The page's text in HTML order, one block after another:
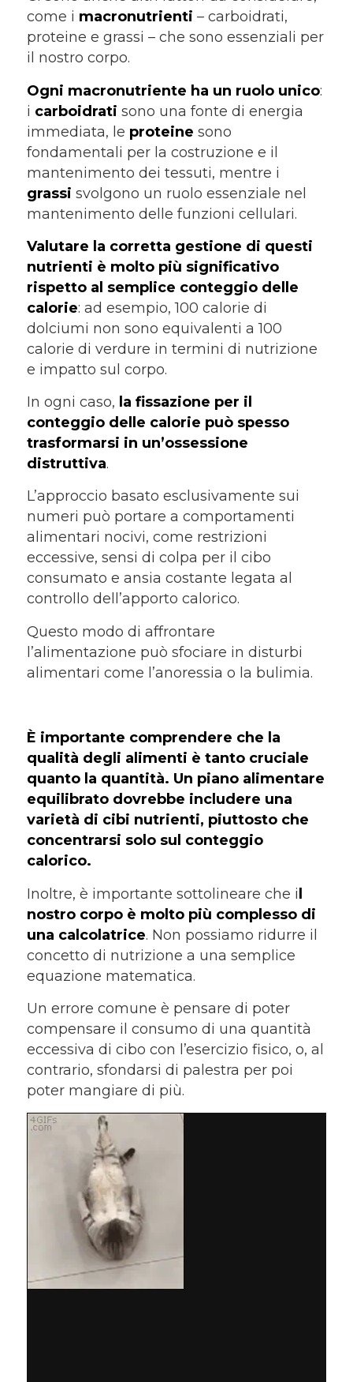
come i macronutrienti – carboidrati,
proteine e grassi – che sono essenziali per
il nostro corpo.
Ogni macronutriente ha un ruolo unico:
i carboidrati sono una fonte di energia
immediata, le proteine sono
fondamentali per la costruzione e il
mantenimento dei tessuti, mentre i
grassi svolgono un ruolo essenziale nel
mantenimento delle funzioni cellulari.
Valutare la corretta gestione di questi
nutrienti è molto più significativo
rispetto al semplice conteggio delle
calorie: ad esempio, 100 calorie di
dolciumi non sono equivalenti a 100
calorie di verdure in termini di nutrizione
e impatto sul corpo.
In ogni caso, la fissazione per il
conteggio delle calorie può spesso
trasformarsi in un’ossessione
distruttiva.
L’approccio basato esclusivamente sui
numeri può portare a comportamenti
alimentari nocivi, come restrizioni
eccessive, sensi di colpa per il cibo
consumato e ansia costante legata al
controllo dell’apporto calorico.
Questo modo di affrontare
l’alimentazione può sfociare in disturbi
alimentari come l’anoressia o la bulimia.
È importante comprendere che la
qualità degli alimenti è tanto cruciale
quanto la quantità. Un piano alimentare
equilibrato dovrebbe includere una
varietà di cibi nutrienti, piuttosto che
concentrarsi solo sul conteggio
calorico.
Inoltre, è importante sottolineare che il
nostro corpo è molto più complesso di
una calcolatrice. Non possiamo ridurre il
concetto di nutrizione a una semplice
equazione matematica.
Un errore comune è pensare di poter
compensare il consumo di una quantità
eccessiva di cibo con l’esercizio fisico, o, al
contrario, sfondarsi di palestra per poi
poter mangiare di più.